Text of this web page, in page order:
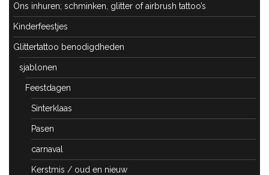
Ons inhuren; schminken, glitter of airbrush tattoo’s
Kinderfeestjes
Glittertattoo benodigdheden
sjablonen
Feestdagen
Sinterklaas
Pasen
carnaval
Kerstmis / oud en nieuw